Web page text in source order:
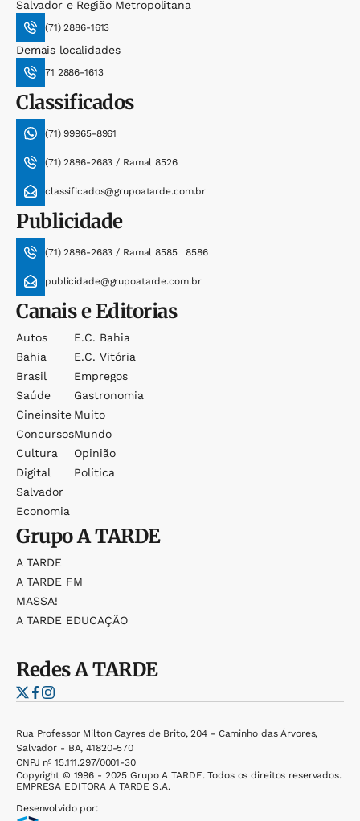
Salvador e Região Metropolitana
(71) 2886-1613
Demais localidades
71 2886-1613
Classificados
(71) 99965-8961
(71) 2886-2683 / Ramal 8526
classificados@grupoatarde.com.br
Publicidade
(71) 2886-2683 / Ramal 8585 | 8586
publicidade@grupoatarde.com.br
Canais e Editorias
Autos
Bahia
Brasil
Saúde
Cineinsite
Concursos
Cultura
Digital
Salvador
Economia
E.c. Bahia
E.c. Vitória
Empregos
Gastronomia
Muito
Mundo
Opinião
Política
GrupoA TARDE
A TARDE
A TARDE FM
MASSA!
A TARDE EDUCAÇÃO
RedesA TARDE
Rua Professor Milton Cayres de Brito, 204 - Caminho das Árvores,
Salvador - BA, 41820-570
CNPJ nº 15.111.297/0001-30
Copyright © 1996 - 2025 Grupo A TARDE. Todos os direitos reservados.
EMPRESA EDITORA A TARDE S.A.
Desenvolvido por: